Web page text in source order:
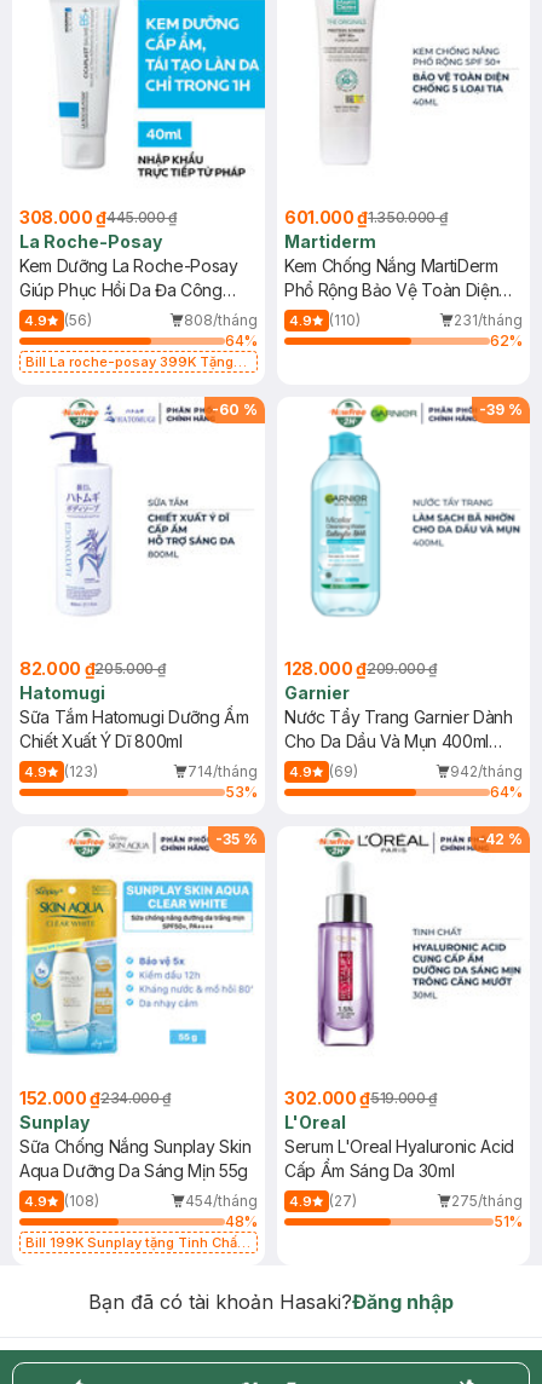
308.000 ₫445.000 ₫
La Roche-Posay
Kem Dưỡng La Roche-Posay
Giúp Phục Hồi Da Đa Công
Dụng 40ml
4.9 (56)
808/tháng
64%
Bill La roche-posay 399K Tặng
(SL có hạn)
601.000 ₫1.350.000 ₫
Martiderm
Kem Chống Nắng MartiDerm
Phổ Rộng Bảo Vệ Toàn Diện
40ml
4.9 (110)
231/tháng
62%
-60 %
82.000 ₫205.000 ₫
Hatomugi
Sữa Tắm Hatomugi Dưỡng Ẩm
Chiết Xuất Ý Dĩ 800ml
4.9 (123)
714/tháng
53%
-39 %
128.000 ₫209.000 ₫
Garnier
Nước Tẩy Trang Garnier Dành
Cho Da Dầu Và Mụn 400ml
(Mới)
4.9 (69)
942/tháng
64%
-35 %
152.000 ₫234.000 ₫
Sunplay
Sữa Chống Nắng Sunplay Skin
Aqua Dưỡng Da Sáng Mịn 55g
4.9 (108)
454/tháng
48%
Bill 199K Sunplay tặng Tinh Chất
-42 %
302.000 ₫519.000 ₫
L'Oreal
Serum L'Oreal Hyaluronic Acid
Cấp Ẩm Sáng Da 30ml
4.9 (27)
275/tháng
51%
Bạn đã có tài khoản Hasaki?Đăng nhập